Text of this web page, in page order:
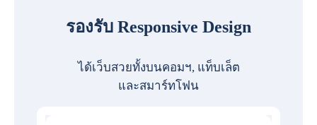
รองรับ Responsive Design
ได้เว็บสวยทั้งบนคอมฯ, แท็บเล็ต
และสมาร์ทโฟน